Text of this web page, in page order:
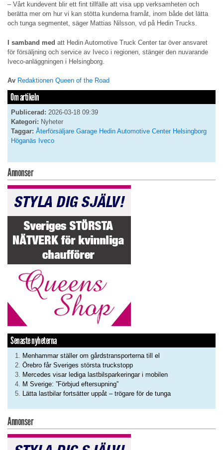
– Vårt kundevent blir ett fint tillfälle att visa upp verksamheten och
berätta mer om hur vi kan stötta kunderna framåt, inom både det lätta
och tunga segmentet, säger Mattias Nilsson, vd på Hedin Trucks.
I samband med att Hedin Automotive Truck Center tar över ansvaret
för försäljning och service av Iveco i regionen, stänger den nuvarande
Iveco-anläggningen i Helsingborg.
Av Redaktionen Queen of the Road
Om artikeln
Publicerad: 2026-03-18 09:39
Kategori: Nyheter
Taggar: Återförsäljare Garage Hedin Automotive Center Helsingborg
Höganäs Iveco
Annonser
Senaste nyheterna
Menhammar ställer om gårdstransporterna till el
Örebro får Sveriges största truckstopp
Mercedes visar lediga lastbilsparkeringar i mobilen
M Sverige: ”Förbjud eftersupning”
Lätta lastbilar fortsätter uppåt – trögare för de tunga
Annonser